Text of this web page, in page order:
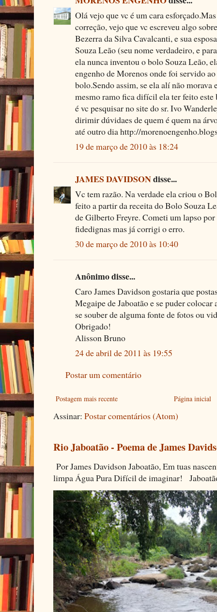
Olá vejo que vc é um cara
correção, vejo que vc escreveu algo
Bezerra da Silva Cavalcanti, e sua
Souza Leão (seu nome verdadeiro, e
ela nunca inventou o bolo Souza Leão,
engenho de Morenos onde foi servido
bolo.Sendo assim, se ela alí não morava
mesmo ramo fica difícil ela ter feito
é vc pesquisar no site do sr. Ivo
dirimir dúvidaes de quem é quem na
até outro dia http://
19 de março de 2010 às 18:24
JAMES DAVIDSONdisse...
Vc tem razão. Na verdade ela criou o
feito a partir da receita do Bolo Souza
de Gilberto Freyre. Cometi um lapso
fidedignas mas já corrigi o erro.
30 de março de 2010 às 10:40
Anônimo disse...
Caro James Davidson gostaria que
Megaipe de Jaboatão e se puder
se souber de alguma fonte de fotos ou
Obrigado!
Alisson Bruno
24 de abril de 2011 às 19:55
Postar um comentário
Postagem mais recente Página inicial
Assinar: Postar comentários (Atom)
Rio Jaboatão - Poema de James
Por James Davidson Jaboatão, Em tuas
limpa Água Pura Difícil de imaginar!